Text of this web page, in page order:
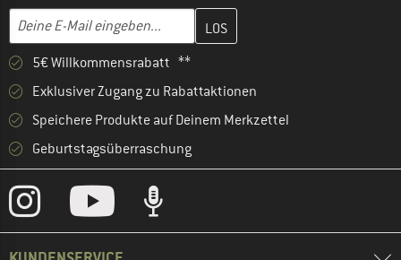
E-Mail-Adresse
Gib hier deine E-Mail-Adresse ein und erstelle im nächsten
5€ Willkommensrabatt **
Exklusiver Zugang zu Rabattaktionen
Speichere Produkte auf Deinem Merkzettel
Geburtstagsüberraschung